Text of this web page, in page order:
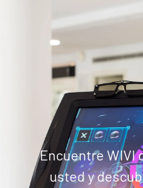
Encuentre WIVI
usted y